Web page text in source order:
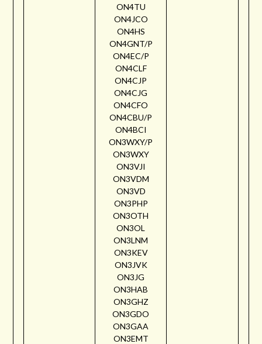
ON4TU
ON4JCO
ON4HS
ON4GNT/P
ON4EC/P
ON4CLF
ON4CJP
ON4CJG
ON4CFO
ON4CBU/P
ON4BCI
ON3WXY/P
ON3WXY
ON3VJI
ON3VDM
ON3VD
ON3PHP
ON3OTH
ON3OL
ON3LNM
ON3KEV
ON3JVK
ON3JG
ON3HAB
ON3GHZ
ON3GDO
ON3GAA
ON3EMT